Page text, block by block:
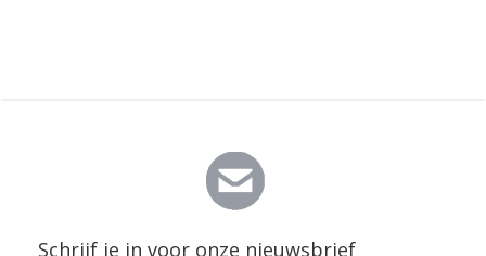
Schrijf je in voor onze nieuwsbrief